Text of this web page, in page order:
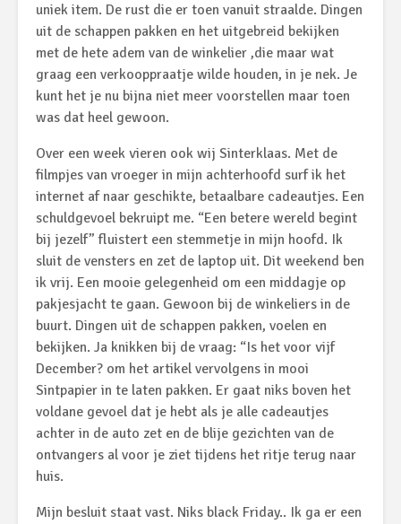
uniek item. De rust die er toen vanuit straalde. Dingen
uit de schappen pakken en het uitgebreid bekijken
met de hete adem van de winkelier ,die maar wat
graag een verkooppraatje wilde houden, in je nek. Je
kunt het je nu bijna niet meer voorstellen maar toen
was dat heel gewoon.
Over een week vieren ook wij Sinterklaas. Met de
filmpjes van vroeger in mijn achterhoofd surf ik het
internet af naar geschikte, betaalbare cadeautjes. Een
schuldgevoel bekruipt me. “Een betere wereld begint
bij jezelf” fluistert een stemmetje in mijn hoofd. Ik
sluit de vensters en zet de laptop uit. Dit weekend ben
ik vrij. Een mooie gelegenheid om een middagje op
pakjesjacht te gaan. Gewoon bij de winkeliers in de
buurt. Dingen uit de schappen pakken, voelen en
bekijken. Ja knikken bij de vraag: “Is het voor vijf
December? om het artikel vervolgens in mooi
Sintpapier in te laten pakken. Er gaat niks boven het
voldane gevoel dat je hebt als je alle cadeautjes
achter in de auto zet en de blije gezichten van de
ontvangers al voor je ziet tijdens het ritje terug naar
huis.
Mijn besluit staat vast. Niks black Friday.. Ik ga er een